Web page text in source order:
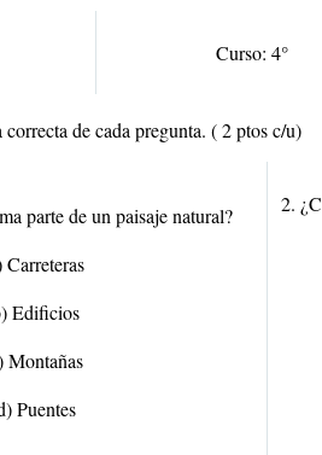
Curso: 4°
de cada pregunta. ( 2 ptos c/u)
parte de un paisaje natural?
Carreteras
Edificios
Montañas
Puentes
2.